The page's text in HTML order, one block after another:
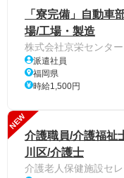
「寮完備」自動車
場/工場・製造
株式会社京栄センター
派遣社員
福岡県
時給1,500円
NEW
介護職員/介護福祉
川区/介護士
介護老人保健施設セ